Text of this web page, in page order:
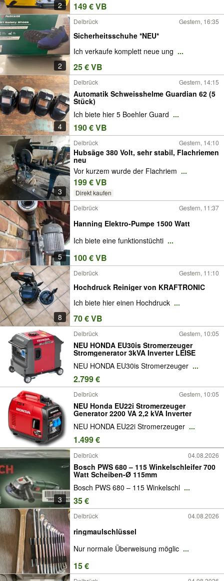
2 149 € VB
2
Delbrück Gestern, 16:35
Sicherheitsschuhe *NEU*
Ich verkaufe komplett neue ung ...
25 € VB
4
Delbrück Gestern, 14:15
Automatik Schweisshelme Guardian 62 (5
Stück)
Ich biete hier 5 Boehler Guard ...
190 € VB
3
Delbrück Gestern, 14:10
Hubsäge 380 Volt, sehr stabil, Flachriemen
neu
Vor kurzem wurde der Flachriem ...
199 € VB
Direkt kaufen
5
Delbrück Gestern, 11:37
Hanning Elektro-Pumpe 1500 Watt
Ich biete eine funktionstüchti ...
100 € VB
8
Delbrück Gestern, 11:10
Hochdruck Reiniger von KRAFTRONIC
Ich biete hier einen Hochdruck ...
70 € VB
Delbrück Gestern, 10:05
NEU HONDA EU30is Stromerzeuger
Stromgenerator 3kVA Inverter LEISE
NEU HONDA EU30is Stromerzeuger ...
2.799 €
Delbrück Gestern, 10:05
NEU Honda EU22i Stromerzeuger
Generator 2200 VA 2,2 kVA Inverter
NEU HONDA EU22i Stromerzeuger ...
1.499 €
3
Delbrück 04.08.2026
Bosch PWS 680 – 115 Winkelschleifer 700
Watt Scheiben-Ø 115mm
Bosch PWS 680 – 115 Winkelschl ...
35 €
Delbrück 04.08.2026
ringmaulschlüssel
Nur normale Überweisung möglic ...
15 €